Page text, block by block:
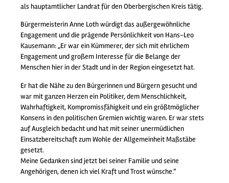
als hauptamtlicher Landrat für den Oberbergischen Kreis tätig.
Bürgermeisterin Anne Loth würdigt das außergewöhnliche
Engagement und die prägende Persönlichkeit von Hans-Leo
Kausemann: „Er war ein Kümmerer, der sich mit ehrlichem
Engagement und großem Interesse für die Belange der
Menschen hier in der Stadt und in der Region eingesetzt hat.
Er hat die Nähe zu den Bürgerinnen und Bürgern gesucht und
war mit ganzen Herzen ein Politiker, dem Menschlichkeit,
Wahrhaftigkeit, Kompromissfähigkeit und ein größtmöglicher
Konsens in den politischen Gremien wichtig waren. Er war stets
auf Ausgleich bedacht und hat mit seiner unermüdlichen
Einsatzbereitschaft zum Wohle der Allgemeinheit Maßstäbe
gesetzt.
Meine Gedanken sind jetzt bei seiner Familie und seine
Angehörigen, denen ich viel Kraft und Trost wünsche.“